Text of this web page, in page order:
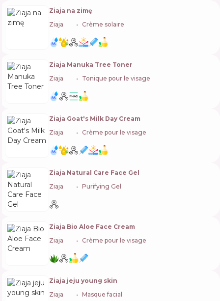
Ziaja na zimę
Ziaja
Crème solaire
Ziaja Manuka Tree Toner
Ziaja
Tonique pour le visage
Ziaja Goat's Milk Day Cream
Ziaja
Crème pour le visage
Ziaja Natural Care Face Gel
Ziaja
Purifying Gel
Ziaja Bio Aloe Face Cream
Ziaja
Crème pour le visage
Ziaja jeju young skin
Ziaja
Masque facial